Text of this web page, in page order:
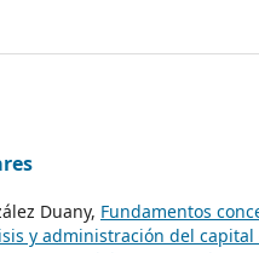
Duany, Fundamentos
y administración del